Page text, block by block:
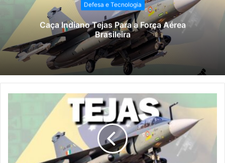
Defesa e Tecnologia
Caça Indiano Tejas Para a Força Aérea
Brasileira